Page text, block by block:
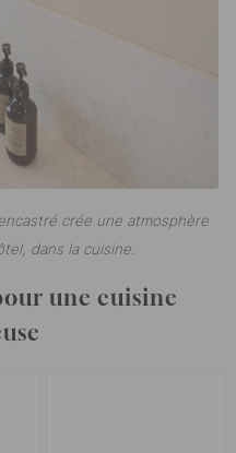
crée une atmosphère
dans la cuisine.
une cuisine